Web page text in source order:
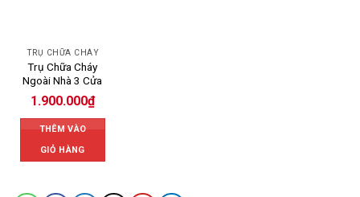
TRỤ CHỮA CHÁY
Trụ Chữa Cháy
Ngoài Nhà 3 Cửa
1.900.000₫
THÊM VÀO
GIỎ HÀNG